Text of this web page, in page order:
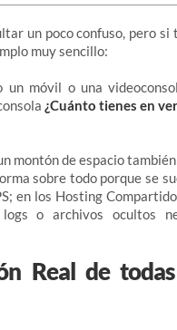
un poco confuso, pero si
muy sencillo:
móvil o una
¿Cuánto tienes en
montón de espacio
sobre todo porque se
en los Hosting
o archivos ocultos
Real de